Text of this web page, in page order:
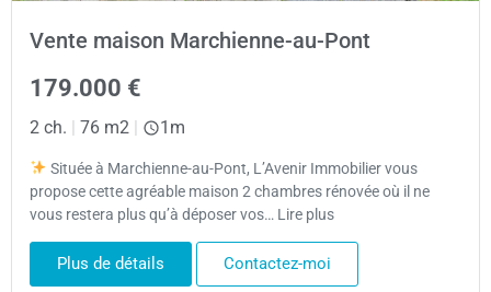
Vente maison Marchienne-au-Pont
179.000 €
2 ch. 76 m2 1m
Située à Marchienne-au-Pont, L’Avenir Immobilier vous
propose cette agréable maison 2 chambres rénovée où il ne
vous restera plus qu’à déposer vos… Lire plus
Plus de détails Contactez-moi